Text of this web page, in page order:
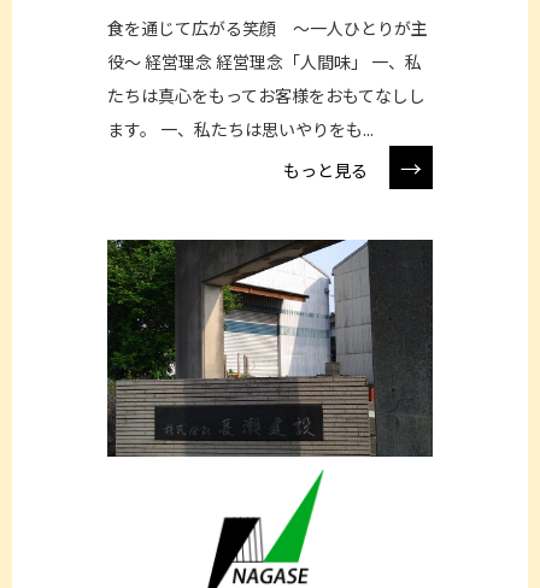
食を通じて広がる笑顔 ～一人ひとりが主
役～ 経営理念 経営理念「人間味」 一、私
たちは真心をもってお客様をおもてなしし
ます。 一、私たちは思いやりをも...
もっと見る
→